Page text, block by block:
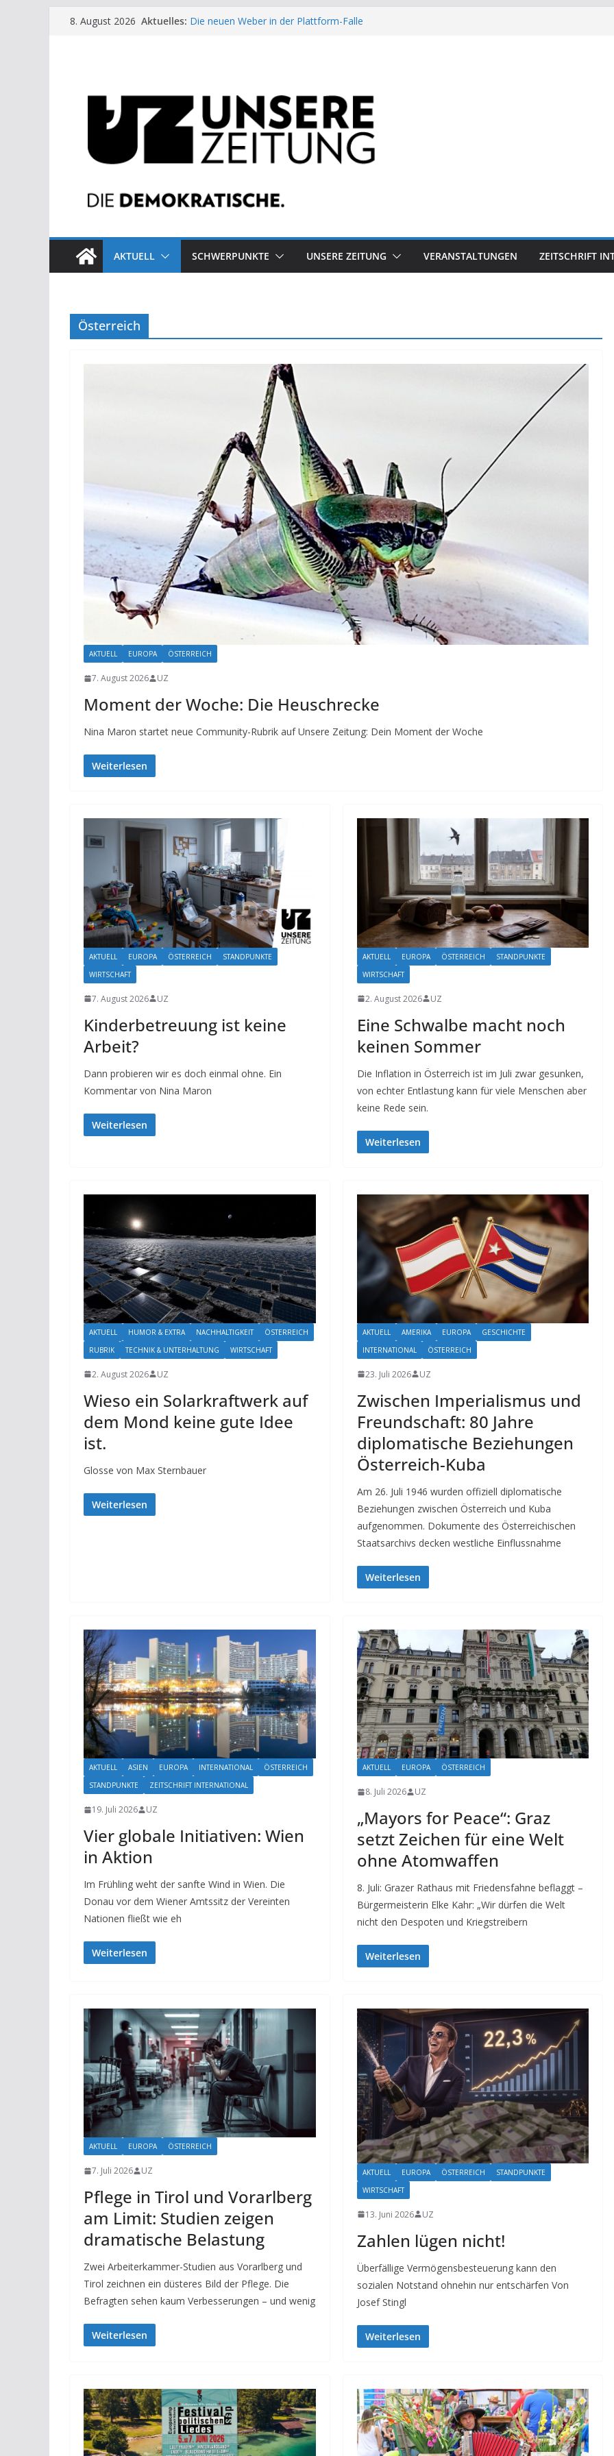
Zum8. August 2026 Aktuelles: Die neuen Weber in der Plattform-Falle
AKTUELL SCHWERPUNKTE UNSERE ZEITUNG VERANSTALTUNGEN ZEITSCHRIFT
Österreich
AKTUELL EUROPA ÖSTERREICH
7. August 2026 UZ
Moment der Woche: Die Heuschrecke
Nina Maron startet neue Community-Rubrik auf Unsere Zeitung: Dein Moment der Woche
Weiterlesen
AKTUELL EUROPA ÖSTERREICH
STANDPUNKTE
WIRTSCHAFT
7. August 2026 UZ
Kinderbetreuung ist keine
Arbeit?
Dann probieren wir es doch einmal ohne. Ein
Kommentar von Nina Maron
Weiterlesen
AKTUELL EUROPA ÖSTERREICH
STANDPUNKTE
WIRTSCHAFT
2. August 2026 UZ
Eine Schwalbe macht noch
keinen Sommer
Die Inflation in Österreich ist im Juli zwar gesunken,
von echter Entlastung kann für viele Menschen aber
keine Rede sein.
Weiterlesen
AKTUELL HUMOR & EXTRA NACHHALTIGKEIT
ÖSTERREICH
RUBRIK
TECHNIK & UNTERHALTUNG WIRTSCHAFT
2. August 2026 UZ
Wieso ein Solarkraftwerk auf
dem Mond keine gute Idee
ist.
Glosse von Max Sternbauer
Weiterlesen
AKTUELL AMERIKA EUROPA
GESCHICHTE
INTERNATIONAL
ÖSTERREICH
23. Juli 2026 UZ
Zwischen Imperialismus und
Freundschaft: 80 Jahre
diplomatische Beziehungen
Österreich-Kuba
Am 26. Juli 1946 wurden offiziell diplomatische
Beziehungen zwischen Österreich und Kuba
aufgenommen. Dokumente des Österreichischen
Staatsarchivs decken westliche Einflussnahme
Weiterlesen
AKTUELL ASIEN EUROPA INTERNATIONAL
ÖSTERREICH
STANDPUNKTE
ZEITSCHRIFT INTERNATIONAL
19. Juli 2026 UZ
Vier globale Initiativen: Wien
in Aktion
Im Frühling weht der sanfte Wind in Wien. Die
Donau vor dem Wiener Amtssitz der Vereinten
Nationen fließt wie eh
Weiterlesen
AKTUELL EUROPA ÖSTERREICH
8. Juli 2026 UZ
„Mayors for Peace“: Graz
setzt Zeichen für eine Welt
ohne Atomwaffen
8. Juli: Grazer Rathaus mit Friedensfahne beflaggt –
Bürgermeisterin Elke Kahr: „Wir dürfen die Welt
nicht den Despoten und Kriegstreibern
Weiterlesen
AKTUELL EUROPA ÖSTERREICH
7. Juli 2026 UZ
Pflege in Tirol und Vorarlberg
am Limit: Studien zeigen
dramatische Belastung
Zwei Arbeiterkammer-Studien aus Vorarlberg und
Tirol zeichnen ein düsteres Bild der Pflege. Die
Befragten sehen kaum Verbesserungen – und wenig
Weiterlesen
AKTUELL EUROPA ÖSTERREICH
STANDPUNKTE
WIRTSCHAFT
13. Juni 2026 UZ
Zahlen lügen nicht!
Überfällige Vermögensbesteuerung kann den
sozialen Notstand ohnehin nur entschärfen Von
Josef Stingl
Weiterlesen